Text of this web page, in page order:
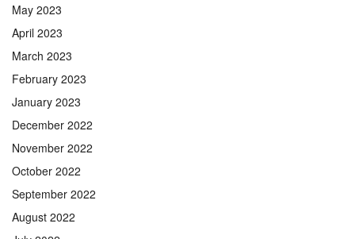
May 2023
April 2023
March 2023
February 2023
January 2023
December 2022
November 2022
October 2022
September 2022
August 2022